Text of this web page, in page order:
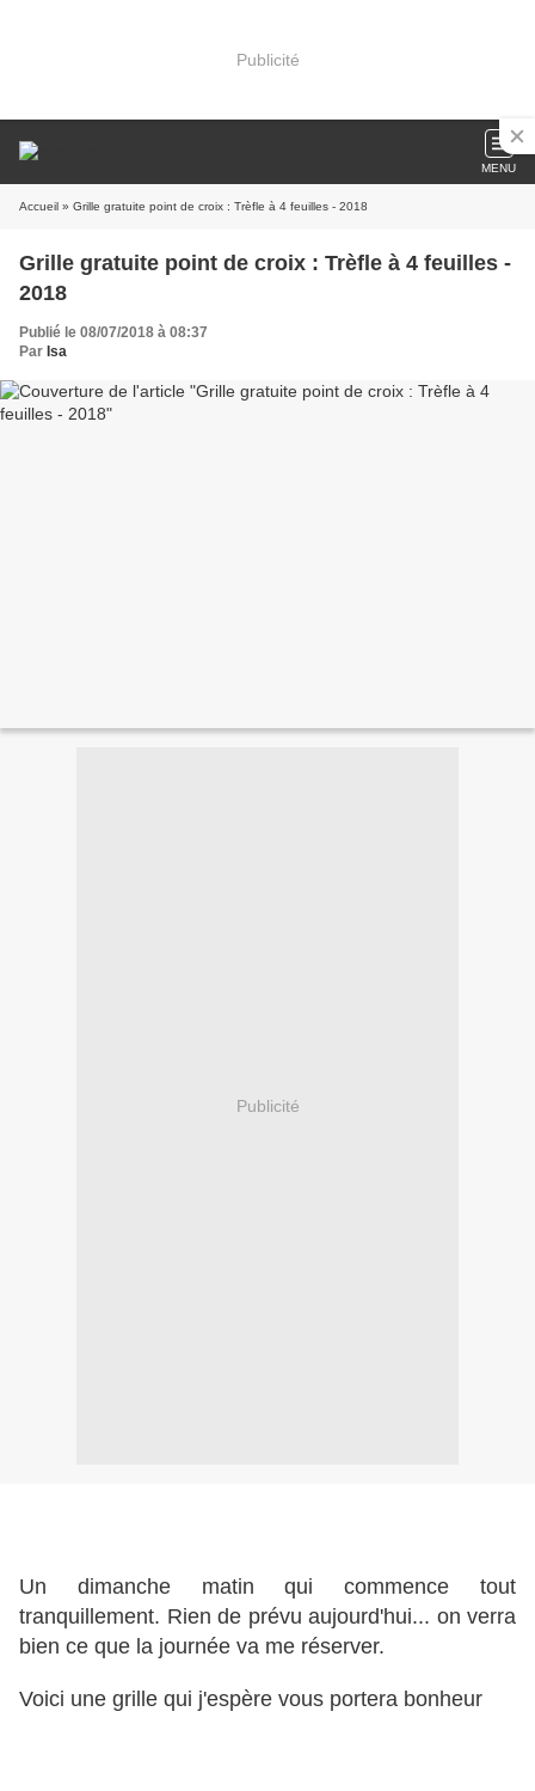
Publicité
MENU
Accueil » Grille gratuite point de croix : Trèfle à 4 feuilles - 2018
Grille gratuite point de croix : Trèfle à 4 feuilles -
2018
Publié le 08/07/2018 à 08:37
Par Isa
Publicité
Un dimanche matin qui commence tout
tranquillement. Rien de prévu aujourd'hui... on verra
bien ce que la journée va me réserver.
Voici une grille qui j'espère vous portera bonheur